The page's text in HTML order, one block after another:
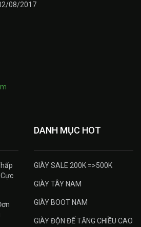
08/2017
DANH MỤC HOT
GIÀY SALE 200K =>500K
GIÀY TÂY NAM
GIÀY BOOT NAM
GIÀY ĐỘN ĐẾ TĂNG CHIỀU CAO